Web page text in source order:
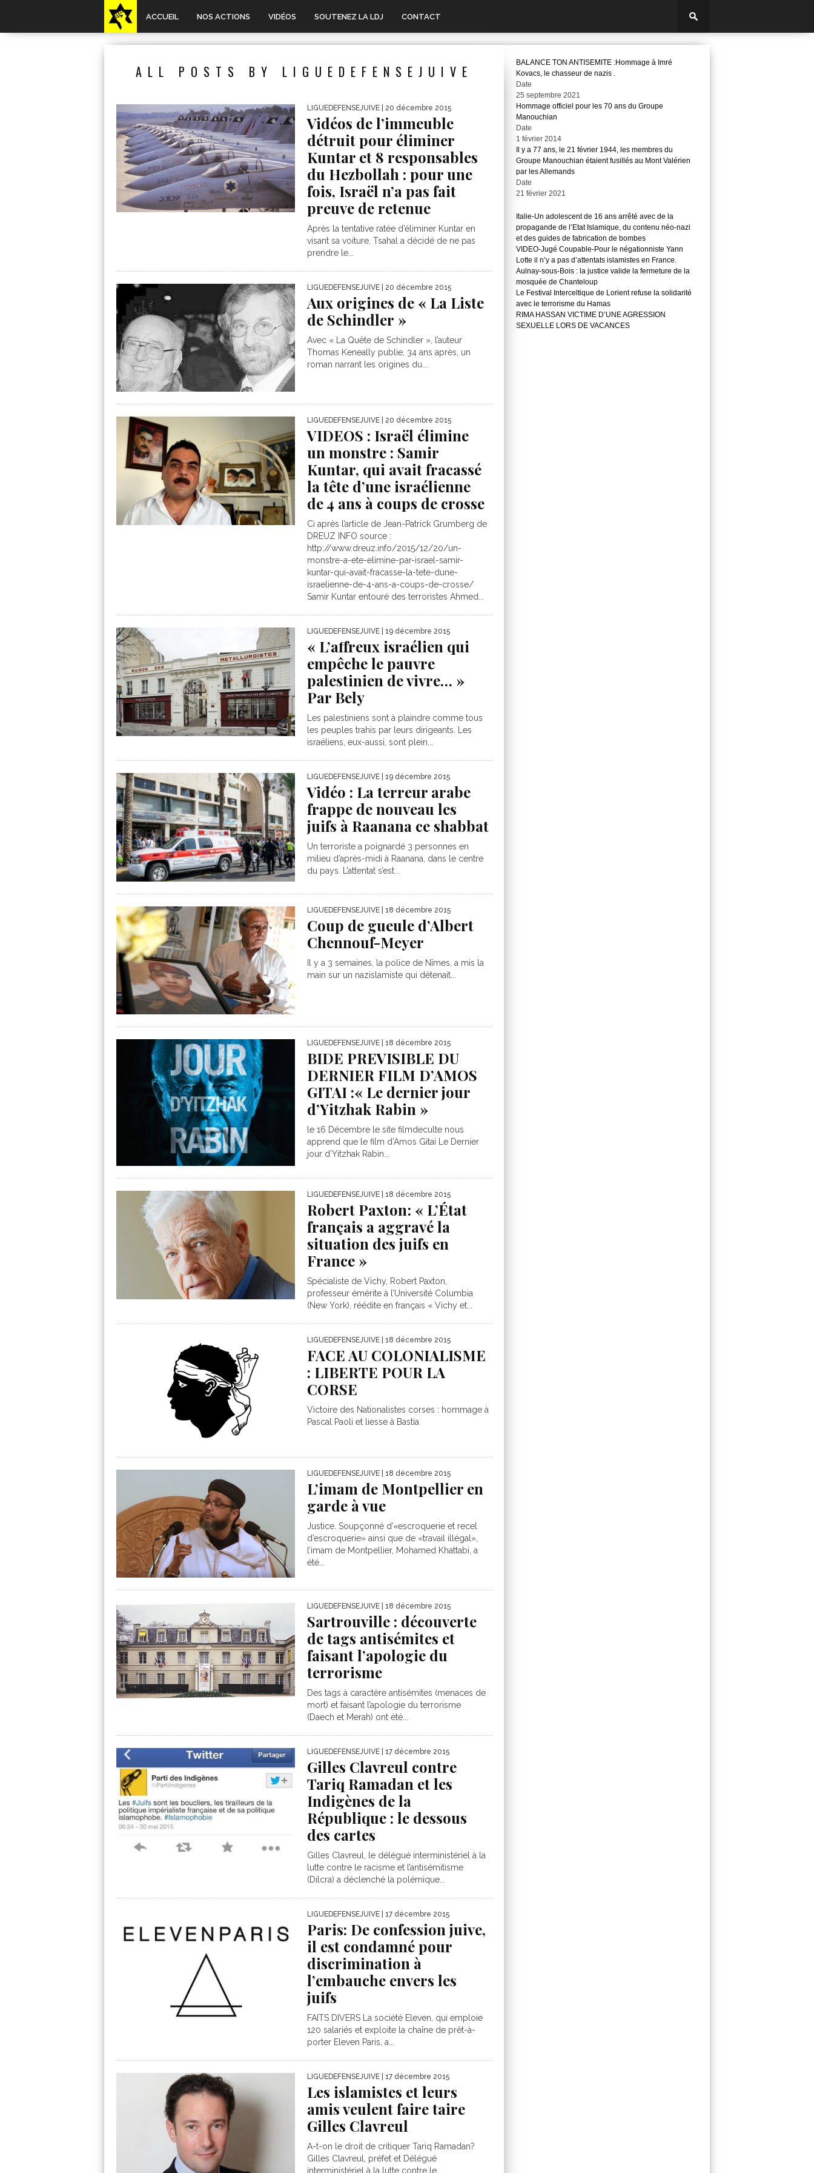
ACCUEIL NOS ACTIONS VIDÉOS SOUTENEZ LA LDJ CONTACT
ALL POSTS BY LIGUEDEFENSEJUIVE
LIGUEDEFENSEJUIVE | 20 décembre 2015
Vidéos de l’immeuble
détruit pour éliminer
Kuntar et 8 responsables
du Hezbollah : pour une
fois, Israël n’a pas fait
preuve de retenue
Après la tentative ratée d’éliminer Kuntar en
visant sa voiture, Tsahal a décidé de ne pas
prendre le...
LIGUEDEFENSEJUIVE | 20 décembre 2015
Aux origines de « La Liste
de Schindler »
Avec « La Quête de Schindler », l’auteur
Thomas Keneally publie, 34 ans après, un
roman narrant les origines du...
LIGUEDEFENSEJUIVE | 20 décembre 2015
VIDEOS : Israël élimine
un monstre : Samir
Kuntar, qui avait fracassé
la tête d’une israélienne
de 4 ans à coups de crosse
Ci après l’article de Jean-Patrick Grumberg de
DREUZ INFO source :
http://www.dreuz.info/2015/12/20/un-
monstre-a-ete-elimine-par-israel-samir-
kuntar-qui-avait-fracasse-la-tete-dune-
israelienne-de-4-ans-a-coups-de-crosse/
Samir Kuntar entouré des terroristes Ahmed...
LIGUEDEFENSEJUIVE | 19 décembre 2015
« L’affreux israélien qui
empêche le pauvre
palestinien de vivre… »
Par Bely
Les palestiniens sont à plaindre comme tous
les peuples trahis par leurs dirigeants. Les
israéliens, eux-aussi, sont plein...
LIGUEDEFENSEJUIVE | 19 décembre 2015
Vidéo : La terreur arabe
frappe de nouveau les
juifs à Raanana ce shabbat
Un terroriste a poignardé 3 personnes en
milieu d’après-midi à Raanana, dans le centre
du pays. L’attentat s’est...
LIGUEDEFENSEJUIVE | 18 décembre 2015
Coup de gueule d’Albert
Chennouf-Meyer
Il y a 3 semaines, la police de Nîmes, a mis la
main sur un nazislamiste qui détenait...
LIGUEDEFENSEJUIVE | 18 décembre 2015
BIDE PREVISIBLE DU
DERNIER FILM D’AMOS
GITAI :« Le dernier jour
d’Yitzhak Rabin »
le 16 Décembre le site filmdeculte nous
apprend que le film d’Amos Gitai Le Dernier
jour d’Yitzhak Rabin...
LIGUEDEFENSEJUIVE | 18 décembre 2015
Robert Paxton : « L’État
français a aggravé la
situation des juifs en
France »
Spécialiste de Vichy, Robert Paxton,
professeur émérite à l’Université Columbia
(New York), réédite en français « Vichy et...
LIGUEDEFENSEJUIVE | 18 décembre 2015
FACE AU COLONIALISME
: LIBERTE POUR LA
CORSE
Victoire des Nationalistes corses : hommage à
Pascal Paoli et liesse à Bastia
LIGUEDEFENSEJUIVE | 18 décembre 2015
L’imam de Montpellier en
garde à vue
Justice. Soupçonné d’«escroquerie et recel
d’escroquerie» ainsi que de «travail illégal»,
l’imam de Montpellier, Mohamed Khattabi, a
été...
LIGUEDEFENSEJUIVE | 18 décembre 2015
Sartrouville : découverte
de tags antisémites et
faisant l’apologie du
terrorisme
Des tags à caractère antisémites (menaces de
mort) et faisant l’apologie du terrorisme
(Daech et Merah) ont été...
LIGUEDEFENSEJUIVE | 17 décembre 2015
Gilles Clavreul contre
Tariq Ramadan et les
Indigènes de la
République : le dessous
des cartes
Gilles Clavreul, le délégué interministériel à la
lutte contre le racisme et l’antisémitisme
(Dilcra) a déclenché la polémique...
LIGUEDEFENSEJUIVE | 17 décembre 2015
Paris: De confession juive,
il est condamné pour
discrimination à
l’embauche envers les
juifs
FAITS DIVERS La société Eleven, qui emploie
120 salariés et exploite la chaîne de prêt-à-
porter Eleven Paris, a...
LIGUEDEFENSEJUIVE | 17 décembre 2015
Les islamistes et leurs
amis veulent faire taire
Gilles Clavreul
A-t-on le droit de critiquer Tariq Ramadan?
Gilles Clavreul, préfet et Délégué
interministériel à la lutte contre le...
BALANCE TON ANTISEMITE :Hommage à Imré
Kovacs, le chasseur de nazis .
Date
25 septembre 2021
Hommage officiel pour les 70 ans du Groupe
Manouchian
Date
1 février 2014
Il y a 77 ans, le 21 février 1944, les membres du
Groupe Manouchian étaient fusillés au Mont Valérien
par les Allemands
Date
21 février 2021
Italie-Un adolescent de 16 ans arrêté avec de la
propagande de l’Etat Islamique, du contenu néo-nazi
et des guides de fabrication de bombes
VIDEO-Jugé Coupable-Pour le négationniste Yann
Lotte il n’y a pas d’attentats islamistes en France.
Aulnay-sous-Bois : la justice valide la fermeture de la
mosquée de Chanteloup
Le Festival Interceltique de Lorient refuse la solidarité
avec le terrorisme du Hamas
RIMA HASSAN VICTIME D’UNE AGRESSION
SEXUELLE LORS DE VACANCES